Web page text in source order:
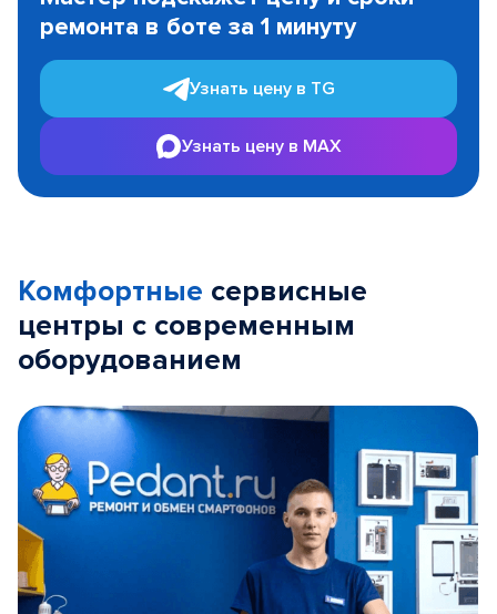
ремонта в боте за 1 минуту
Узнать цену в TG
Узнать цену в MAX
Комфортные сервисные
центры с современным
оборудованием